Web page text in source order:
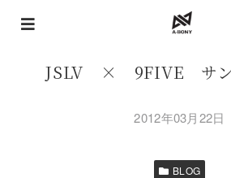
JSLV × 9FIVE サン
2012年03月22日
BLOG